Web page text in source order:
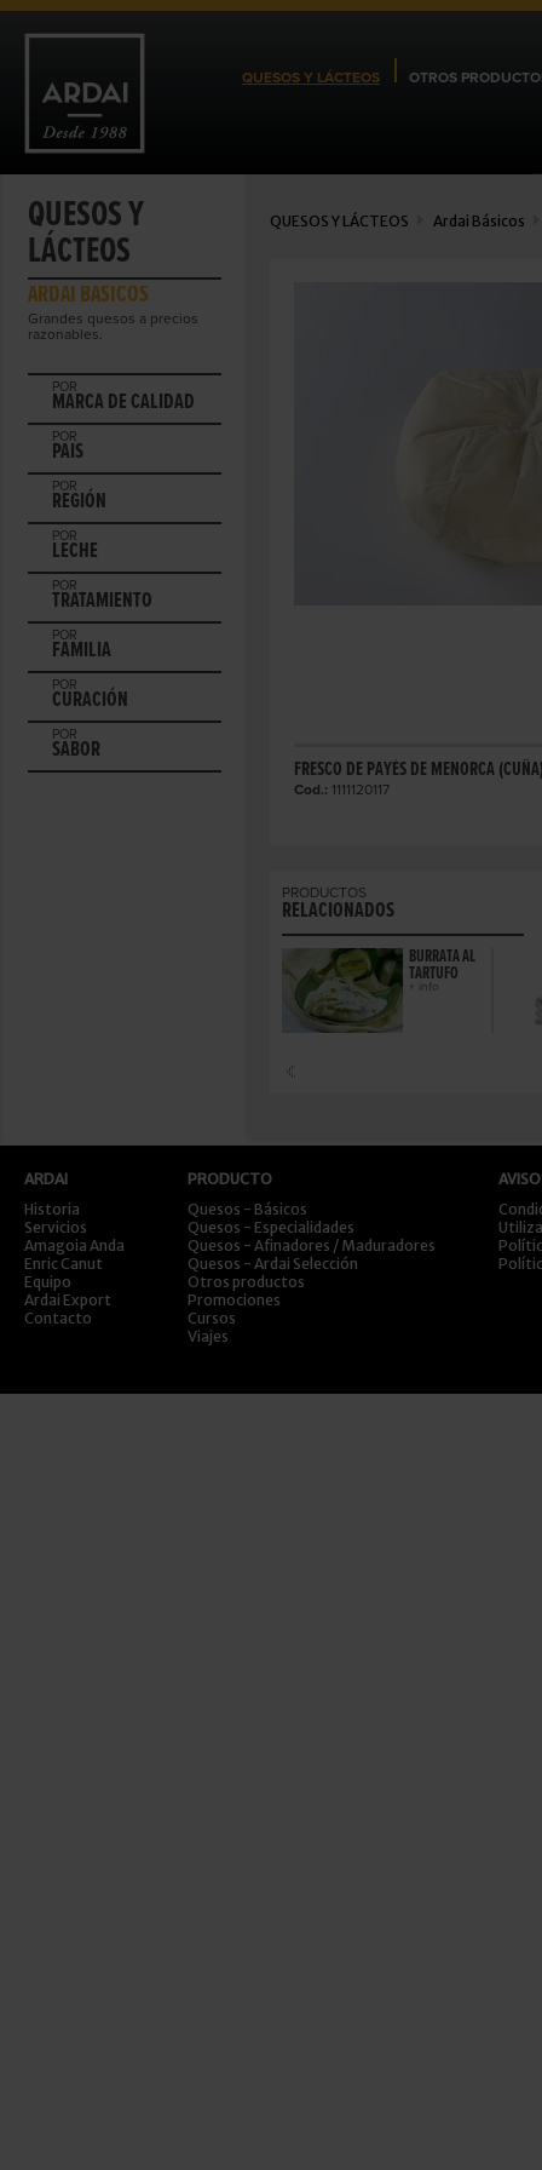
QUESOS Y LÁCTEOS OTROS
QUESOS Y
LÁCTEOS
ARDAI BÁSICOS
Grandes quesos a precios
razonables.
POR
MARCA DE CALIDAD
POR
PAIS
POR
REGIÓN
POR
LECHE
POR
TRATAMIENTO
POR
FAMILIA
POR
CURACIÓN
POR
SABOR
QUESOS Y LÁCTEOS Ardai Básicos
FRESCO DE PAYÉS DE MENORCA
Cod.: 1111120117
PRODUCTOS
RELACIONADOS
BURRATA AL
TARTUFO
+ info
ARDAI
Historia
Servicios
Amagoia Anda
Enric Canut
Equipo
Ardai Export
Contacto
PRODUCTO
Quesos - Básicos
Quesos - Especialidades
Quesos - Afinadores / Maduradores
Quesos - Ardai Selección
Otros productos
Promociones
Cursos
Viajes